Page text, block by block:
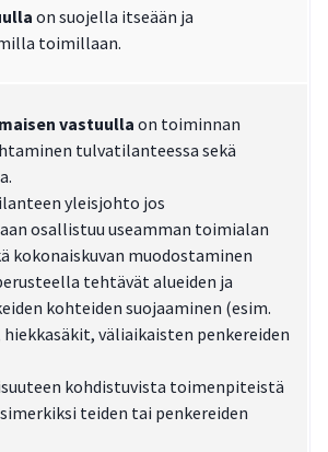
on suojella itseään ja
toimillaan.
vastuulla on toiminnan
tulvatilanteessa sekä
yleisjohto jos
osallistuu useamman toimialan
kokonaiskuvan muodostaminen
tehtävät alueiden ja
kohteiden suojaaminen (esim.
väliaikaisten penkereiden
kohdistuvista toimenpiteistä
teiden tai penkereiden